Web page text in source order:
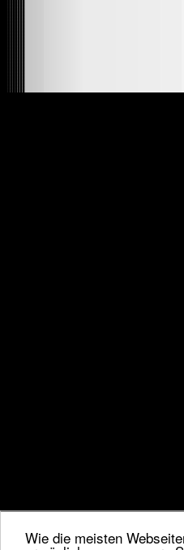
Wie die meisten